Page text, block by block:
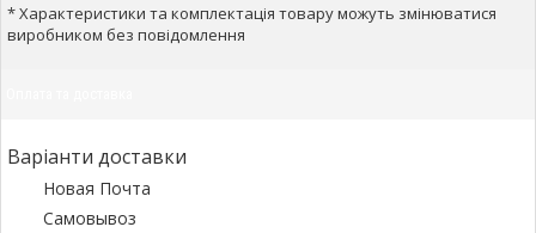
* Характеристики та комплектація товару можуть змінюватися
виробником без повідомлення
Варіанти доставки
Новая Почта
Самовывоз